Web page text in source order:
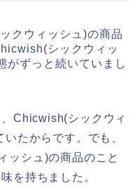
クウィッシュ)の商品
シックウィッ
がずっと続いていまし
Chicwish(シックウィ
たからです。でも、
ッシュ)の商品のこと
を持ちました。